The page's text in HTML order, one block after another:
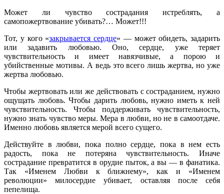
Может ли чувство сострадания истреблять, а
самопожертвование убивать?… Может!!!
Тот, у кого «закрывается сердце» — может обидеть, задарить
или задавить любовью. Оно, сердце, уже теряет
чувствительность и имеет навязчивые, а порою и
убийственные мотивы. А ведь это всего лишь жертва, но уже
жертва любовью.
Чтобы жертвовать или же действовать с состраданием, нужно
ощущать любовь. Чтобы дарить любовь, нужно иметь к ней
чувствительность. Чтобы поддерживать чувствительность,
нужно знать чувство меры. Мера в любви, но не в самоотдаче.
Именно любовь является мерой всего сущего.
Действуйте в любви, пока полно сердце, пока в нем есть
радость, пока не потеряна чувствительность. Иначе
сострадание превратится в орудие пыток, а вы — в фанатика.
Так «Именем Любви к ближнему», как и «Именем
революции» милосердие убивает, оставляя после себя
пепелища.